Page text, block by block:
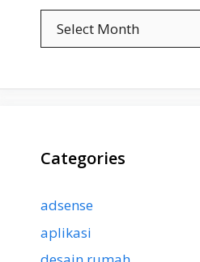
Categories
adsense
aplikasi